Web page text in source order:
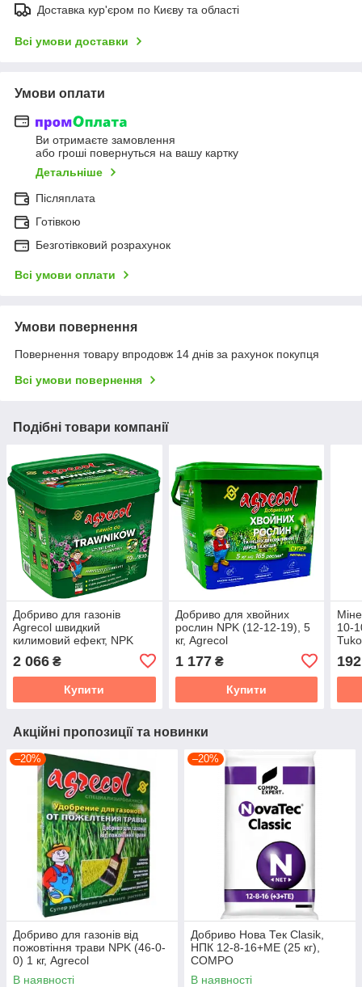
Доставка кур'єром по Києву та області
Всі умови доставки
Умови оплати
Ви отримаєте замовлення
або гроші повернуться на вашу картку
Детальніше
Післяплата
Готівкою
Безготівковий розрахунок
Всі умови оплати
Умови повернення
Повернення товару впродовж 14 днів за рахунок покупця
Всі умови повернення
Подібні товари компанії
Добриво для газонів
Agrecol швидкий
килимовий ефект, NPK
2 066 ₴
Купити
Добриво для хвойних
рослин NPK (12-12-19), 5
кг, Agrecol
1 177₴
Купити
10-
192
Акційні пропозиції та новинки
–20%
Добриво для газонів від
пожовтіння трави NPK (46-0-
0) 1 кг, Agrecol
В наявності
–20%
Добриво Нова Тек Clasik,
НПК 12-8-16+МЕ (25 кг),
COMPO
В наявності